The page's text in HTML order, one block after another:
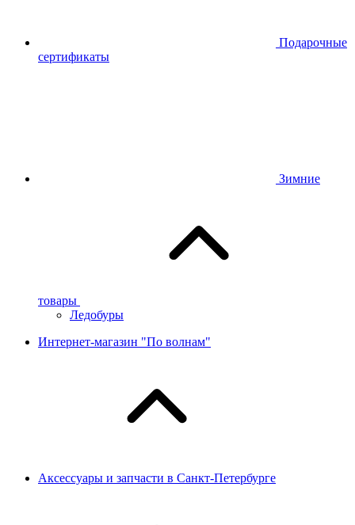
Подарочные
сертификаты
Зимние
товары
Ледобуры
Интернет-магазин "По волнам"
Аксессуары и запчасти в Санкт-Петербурге